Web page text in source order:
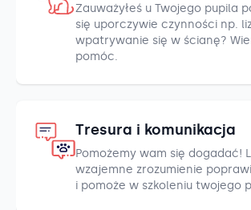
Zauważyłeś u Twojego pupila
się uporczywie czynności np.
wpatrywanie się w ścianę?
pomóc.
Tresura i komunikacja
Pomożemy wam się dogadać!
wzajemne zrozumienie
i pomoże w szkoleniu twojego